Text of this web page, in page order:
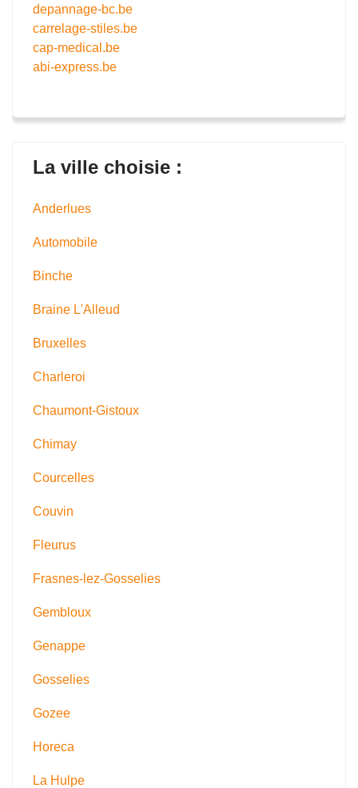
depannage-bc.be
carrelage-stiles.be
cap-medical.be
abi-express.be
La ville choisie :
Anderlues
Automobile
Binche
Braine L'Alleud
Bruxelles
Charleroi
Chaumont-Gistoux
Chimay
Courcelles
Couvin
Fleurus
Frasnes-lez-Gosselies
Gembloux
Genappe
Gosselies
Gozee
Horeca
La Hulpe